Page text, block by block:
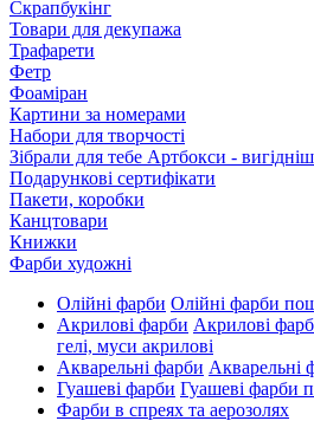
Скрапбукінг
Товари для декупажа
Трафарети
Фетр
Фоаміран
Картини за номерами
Набори для творчості
Зібрали для тебе Артбокси -
Подарункові сертифікати
Пакети, коробки
Канцтовари
Книжки
Фарби художні
Олійні фарби Олійні фарби
Акрилові фарби Акрилові
гелі, муси акрилові
Акварельні фарби Акварельні
Гуашеві фарби Гуашеві фарби
Фарби в спреях та аерозолях